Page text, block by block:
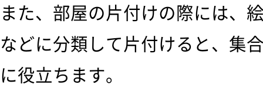
また、部屋の片付けの際には、
などに分類して片付けると、集
に役立ちます。